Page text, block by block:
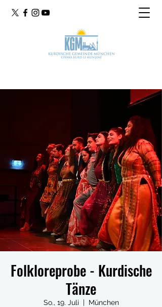
Folkloreprobe - Kurdische
Tänze
So., 19. Juli
  |
München